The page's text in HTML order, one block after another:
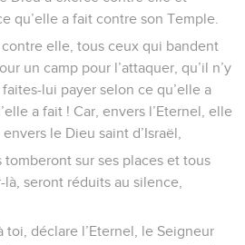
qu’elle a fait contre son Temple.
elle, tous ceux qui bandent
un camp pour l’attaquer, qu’il n’y
lui payer selon ce qu’elle a
a fait ! Car, envers l’Eternel, elle
le Dieu saint d’Israël,
tomberont sur ses places et tous
seront réduits au silence,
toi, déclare l’Eternel, le Seigneur